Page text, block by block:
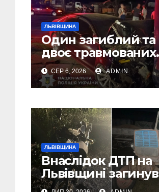
ЛЬВІВЩИНА
Один загиблий та
двоє травмованих
внаслідок ДТП на
Самбірщині
СЕР 6, 2026 ADMIN
ЛЬВІВЩИНА
Внаслідок ДТП на
Львівщині загинув
малолітній водій